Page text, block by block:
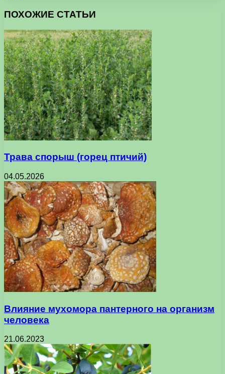
ПОХОЖИЕ СТАТЬИ
Трава спорыш (горец птичий)
04.05.2026
Влияние мухомора пантерного на организм
человека
21.06.2023